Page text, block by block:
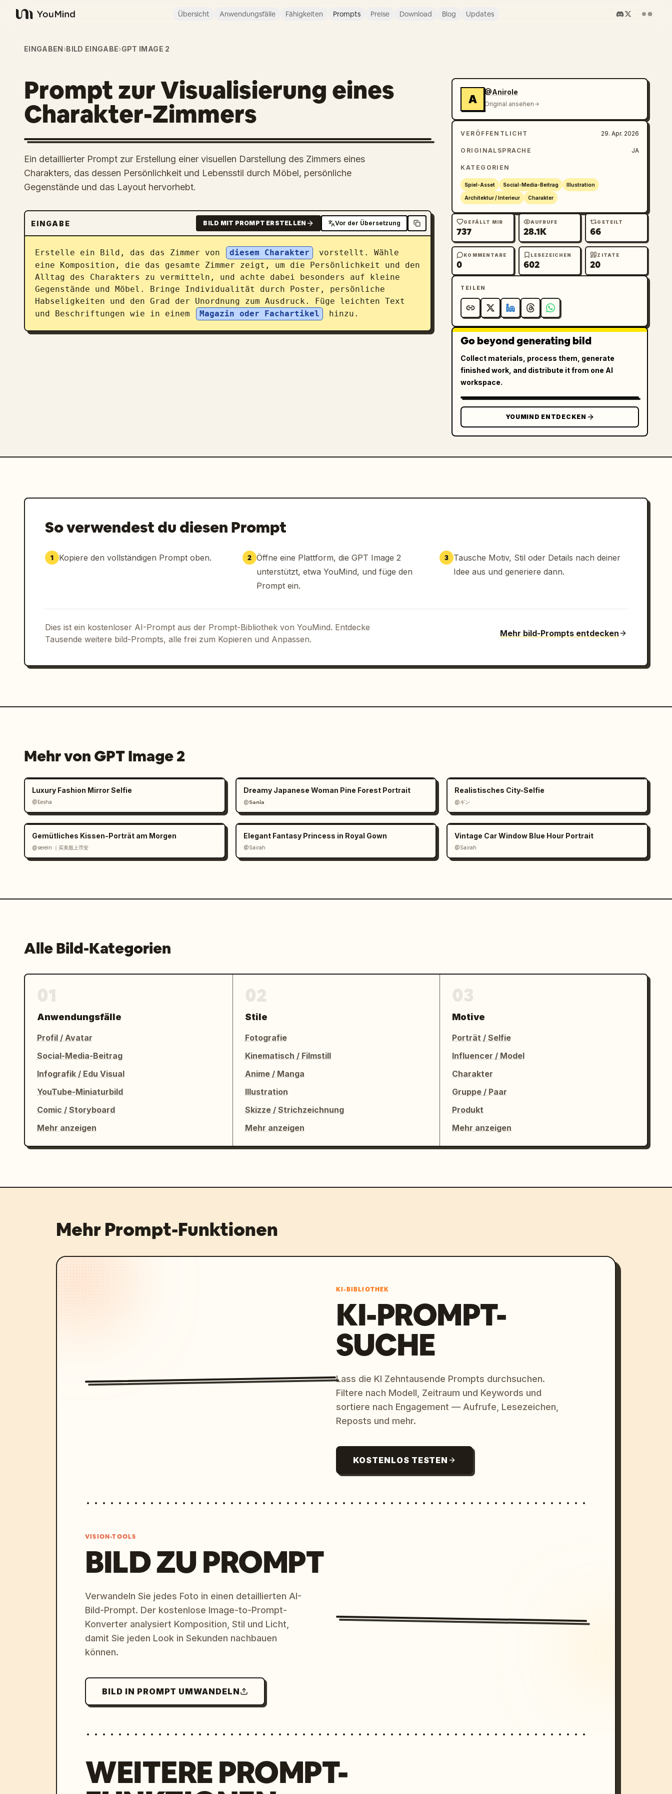
YouMind
Übersicht Anwendungsfälle Fähigkeiten Prompts Preise Download Blog Updates
EINGABEN›BILD EINGABE›GPT IMAGE 2
Prompt zur Visualisierung eines
Charakter-Zimmers
Ein detaillierter Prompt zur Erstellung einer visuellen Darstellung des Zimmers eines
Charakters, das dessen Persönlichkeit und Lebensstil durch Möbel, persönliche
Gegenstände und das Layout hervorhebt.
EINGABE BILD MIT PROMPT ERSTELLEN Vor der Übersetzung
Erstelle ein Bild, das das Zimmer von diesem Charakter
vorstellt. Wähle
eine Komposition, die das gesamte Zimmer zeigt, um die Persönlichkeit und den
Alltag des Charakters zu vermitteln, und achte dabei besonders auf kleine
Gegenstände und Möbel. Bringe Individualität durch Poster, persönliche
Habseligkeiten und den Grad der Unordnung zum Ausdruck. Füge leichten Text
und Beschriftungen wie in einem
Magazin oder Fachartikel hinzu.
A
@Anirole
Original ansehen
VERÖFFENTLICHT 29. Apr. 2026
ORIGINALSPRACHE JA
KATEGORIEN
Spiel-Asset Social-Media-Beitrag Illustration
Architektur / Interieur Charakter
GEFÄLLT MIR
737
AUFRUFE
28.1K
GETEILT
66
KOMMENTARE
0
LESEZEICHEN
602
ZITATE
20
TEILEN
Go beyond generating bild
Collect materials, process them, generate
finished work, and distribute it from one AI
workspace.
YOUMIND ENTDECKEN
So verwendest du diesen Prompt
1 Kopiere den vollständigen Prompt oben. 2 Öffne eine Plattform, die GPT Image 2
unterstützt, etwa YouMind, und füge den
Prompt ein.
3
Tausche Motiv, Stil oder Details nach deiner
Idee aus und generiere dann.
Dies ist ein kostenloser AI-Prompt aus der Prompt-Bibliothek von YouMind. Entdecke
Tausende weitere bild-Prompts, alle frei zum Kopieren und Anpassen.
Mehr bild-Prompts entdecken
Mehr von GPT Image 2
Luxury Fashion Mirror Selfie
@Eesha
Dreamy Japanese Woman Pine Forest Portrait
@𝗦𝗮𝗻𝗶𝗮
Realistisches City-Selfie
@ギン
Gemütliches Kissen-Porträt am Morgen
@serein ｜买美股上币安
Elegant Fantasy Princess in Royal Gown
@Sairah
Vintage Car Window Blue Hour Portrait
@Sairah
Alle Bild-Kategorien
Anwendungsfälle
Profil / Avatar
Social-Media-Beitrag
Infografik / Edu Visual
YouTube-Miniaturbild
Comic / Storyboard
Mehr anzeigen
Stile
Fotografie
Kinematisch / Filmstill
Anime / Manga
Illustration
Skizze / Strichzeichnung
Mehr anzeigen
Motive
Porträt / Selfie
Influencer / Model
Charakter
Gruppe / Paar
Produkt
Mehr anzeigen
Mehr Prompt-Funktionen
KI-BIBLIOTHEK
KI-PROMPT-
SUCHE
Lass die KI Zehntausende Prompts durchsuchen.
Filtere nach Modell, Zeitraum und Keywords und
sortiere nach Engagement — Aufrufe, Lesezeichen,
Reposts und mehr.
KOSTENLOS TESTEN
VISION-TOOLS
BILD ZU PROMPT
Verwandeln Sie jedes Foto in einen detaillierten AI-
Bild-Prompt. Der kostenlose Image-to-Prompt-
Konverter analysiert Komposition, Stil und Licht,
damit Sie jeden Look in Sekunden nachbauen
können.
BILD IN PROMPT UMWANDELN
WEITERE PROMPT-